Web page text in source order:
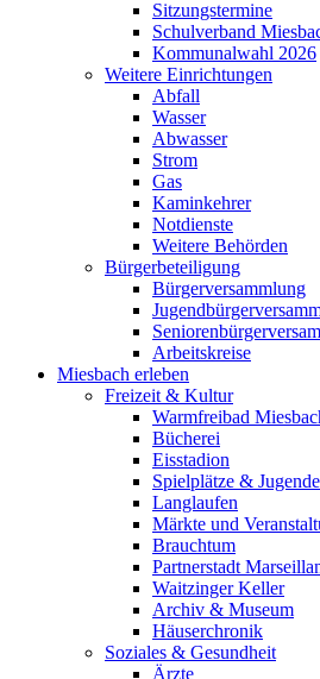
Sitzungstermine
Schulverband
Kommunalwahl 2026
Weitere Einrichtungen
Abfall
Wasser
Abwasser
Strom
Gas
Kaminkehrer
Notdienste
Weitere Behörden
Bürgerbeteiligung
Bürgerversammlung
Arbeitskreise
Miesbach erleben
Freizeit & Kultur
Warmfreibad
Bücherei
Eisstadion
Spielplätze &
Langlaufen
Märkte und
Brauchtum
Partnerstadt
Waitzinger Keller
Archiv & Museum
Häuserchronik
Soziales & Gesundheit
Ärzte